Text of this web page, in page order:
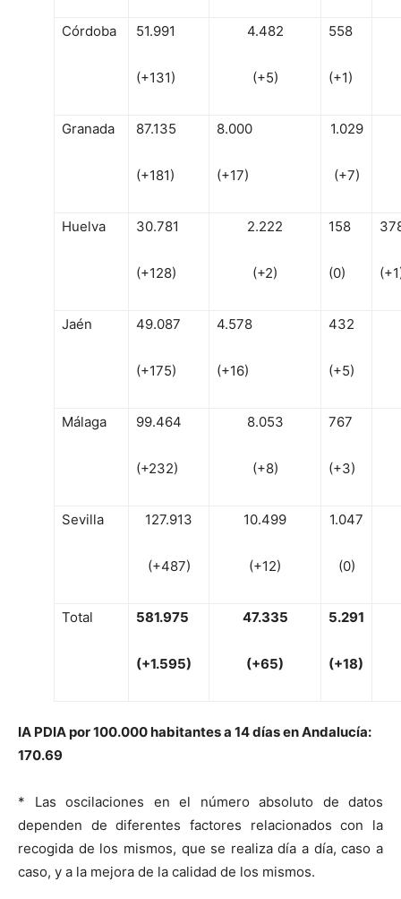
Córdoba 51.991
(+131)
4.482
(+5)
558
(+1)
Granada 87.135
(+181)
8.000
(+17)
1.029
(+7)
Huelva 30.781
(+128)
2.222
(+2)
158
(0)
Jaén 49.087
(+175)
4.578
(+16)
432
(+5)
Málaga 99.464
(+232)
8.053
(+8)
767
(+3)
Sevilla 127.913
(+487)
10.499
(+12)
1.047
(0)
Total 581.975
(+1.595)
47.335
(+65)
5.291
(+18)
IA PDIApor100.000habitantesa 14díasenAndalucía:
170.69
* Las oscilaciones en el número absoluto de datos
dependen de diferentes factores relacionados con la
recogida de los mismos, que se realiza día a día, caso a
caso, y a la mejora de la calidad de los mismos.